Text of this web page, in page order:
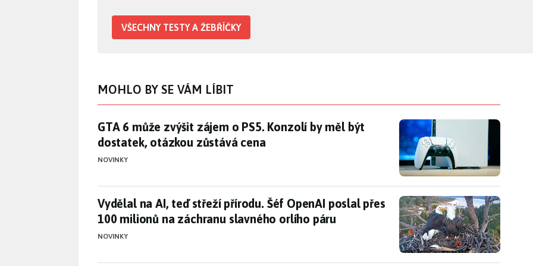
VŠECHNY TESTY A ŽEBŘÍČKY
MOHLO BY SE VÁM LÍBIT
GTA 6 může zvýšit zájem o PS5. Konzolí by měl být dostatek, otázkou zůstává cena
GTA 6 může zvýšit zájem o PS5. Konzolí by měl být
dostatek, otázkou zůstává cena
NOVINKY
Vydělal na AI, teď střeží přírodu. Šéf OpenAI poslal přes 100 milionů na záchranu
Vydělal na AI, teď střeží přírodu. Šéf OpenAI poslal přes
100 milionů na záchranu slavného orlího páru
NOVINKY